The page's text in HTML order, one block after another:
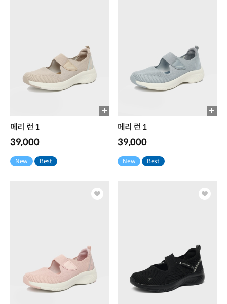
메리 런 1
39,000
New Best
메리 런 1
39,000
New Best